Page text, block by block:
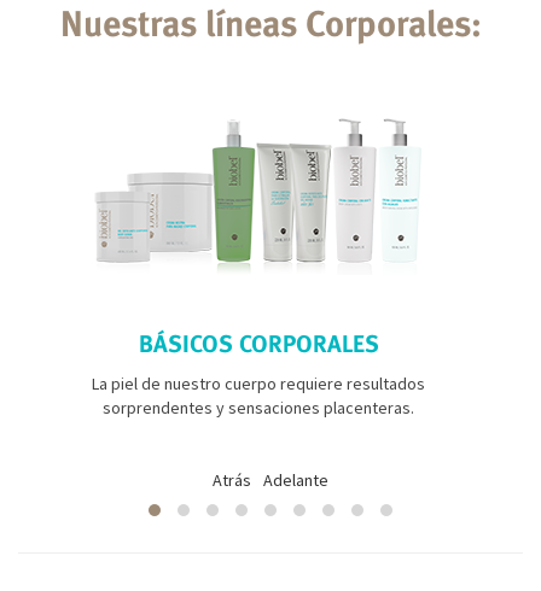
Nuestras líneas Corporales:
BÁSICOS CORPORALES
La piel de nuestro cuerpo requiere resultados
sorprendentes y sensaciones placenteras.
Atrás Adelante